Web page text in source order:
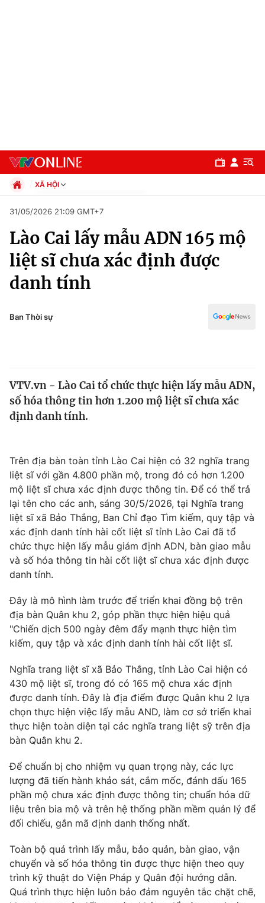
Chuyên mục
Chính trị
Thế giới
Thế giới đó đây
Câu chuyện quốc tế
Tài chính
Thị trường
Góc doanh nghiệp
Dữ liệu và đời sống
Truyền hình
Phim VTV
Hậu trường
Nhân vật
Khán giả
Giải sao mai
Giải trí
Điện ảnh
Sao
Đời sống
Du lịch
Làm đẹp
Chất lượng cuộc sống
Giáo dục
Tuyển sinh
Công nghệ
Hitech Công nghệ tương lai
Sản phẩm
Thị trường
Tư vấn
Giao lưu trực tuyến
Lịch phát sóng
Emagazine Podcast
Photo Infographic
Video Shorts video
VTV Money VTV Thể thao
XÃ HỘI
Xã hội
Pháp luật
Thể thao
Truyền hình
Đời sống
31/05/2026 21:09 GMT+7
Lào Cai lấy mẫu ADN 165 mộ
liệt sĩ chưa xác định được
danh tính
Ban Thời sự
VTV.vn - Lào Cai tổ chức thực hiện lấy mẫu ADN,
số hóa thông tin hơn 1.200 mộ liệt sĩ chưa xác
định danh tính.
Trên địa bàn toàn tỉnh Lào Cai hiện có 32 nghĩa trang
liệt sĩ với gần 4.800 phần mộ, trong đó có hơn 1.200
mộ liệt sĩ chưa xác định được thông tin. Để có thể trả
lại tên cho các anh, sáng 30/5/2026, tại Nghĩa trang
liệt sĩ xã Bảo Thắng, Ban Chỉ đạo Tìm kiếm, quy tập và
xác định danh tính hài cốt liệt sĩ tỉnh Lào Cai đã tổ
chức thực hiện lấy mẫu giám định ADN, bàn giao mẫu
và số hóa thông tin hài cốt liệt sĩ chưa xác định được
danh tính.
Đây là mô hình làm trước để triển khai đồng bộ trên
địa bàn Quân khu 2, góp phần thực hiện hiệu quả
"Chiến dịch 500 ngày đêm đẩy mạnh thực hiện tìm
kiếm, quy tập và xác định danh tính hài cốt liệt sĩ.
Nghĩa trang liệt sĩ xã Bảo Thắng, tỉnh Lào Cai hiện có
430 mộ liệt sĩ, trong đó có 165 mộ chưa xác định
được danh tính. Đây là địa điểm được Quân khu 2 lựa
chọn thực hiện việc lấy mẫu AND, làm cơ sở triển khai
thực hiện toàn diện tại các nghĩa trang liệt sỹ trên địa
bàn Quân khu 2.
Để chuẩn bị cho nhiệm vụ quan trọng này, các lực
lượng đã tiến hành khảo sát, cắm mốc, đánh dấu 165
phần mộ chưa xác định được thông tin; chuẩn hóa dữ
liệu trên bia mộ và trên hệ thống phần mềm quản lý để
đối chiếu, gắn mã định danh thống nhất.
Toàn bộ quá trình lấy mẫu, bảo quản, bàn giao, vận
chuyển và số hóa thông tin được thực hiện theo quy
trình kỹ thuật do Viện Pháp y Quân đội hướng dẫn.
Quá trình thực hiện luôn bảo đảm nguyên tắc chặt chẽ,